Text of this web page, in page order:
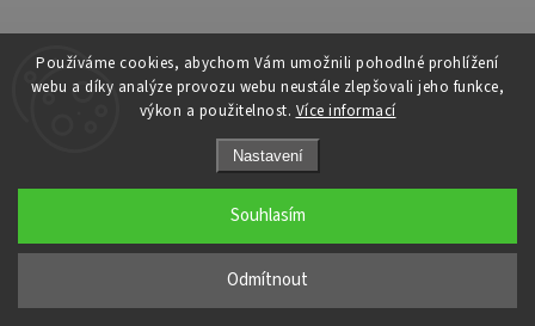
Používáme cookies, abychom Vám umožnili pohodlné prohlížení
webu a díky analýze provozu webu neustále zlepšovali jeho funkce,
výkon a použitelnost. Více informací
Nastavení
Odmítnout
Souhlasím
MASH 4077 no3 - dámské tričko